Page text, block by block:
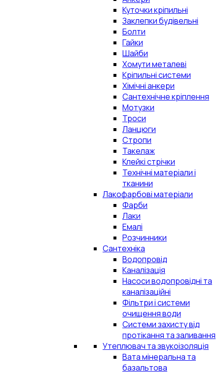
Куточки кріпильні
Заклепки будівельні
Болти
Гайки
Шайби
Хомути металеві
Кріпильні системи
Хімічні анкери
Сантехнічне кріплення
Мотузки
Троси
Ланцюги
Стропи
Такелаж
Клейкі стрічки
Технічні матеріали і
тканини
Лакофарбові матеріали
Фарби
Лаки
Емалі
Розчинники
Сантехніка
Водопровід
Каналізація
Насоси водопровідні та
каналізаційні
Фільтри і системи
очищення води
Системи захисту від
протікання та заливання
Утеплювач та звукоізоляція
Вата мінеральна та
базальтова